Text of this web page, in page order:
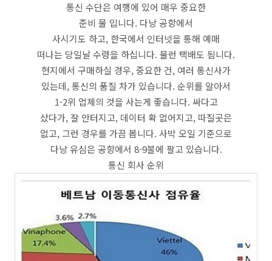
통신 수단은 여행에 있어 매우 중요한
준비 물 입니다. 다낭 공항에서
사시기도 하고, 한국에서 인터넷을 통해 예매
떠나는 당일날 수령을 하십니다. 물런 택배도 됨니다.
현지에서 구매하실 경우, 중요한 건, 여러 통신사가
있는데, 통신의 품질 차가 있습니다. 순위를 알아서
1-2위 업체의 것을 사는게 좋습니다. 싸다고
샀다가, 잘 안터지고, 데이터 확 없어지고, 따질곳은
없고, 그런 경우를 가끔 봅니다. 사박 오일 기준으로
다낭 유심은 공항에서 8-9불에 팔고 있습니다.
통신 회사 순위